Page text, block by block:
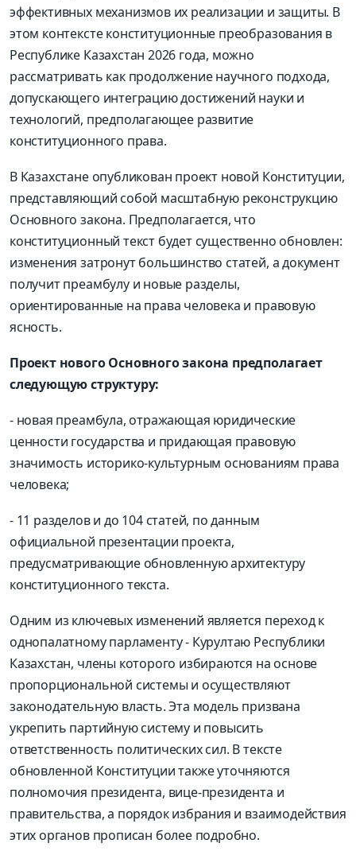
эффективных механизмов их реализации и защиты. В
этом контексте конституционные преобразования в
Республике Казахстан 2026 года, можно
рассматривать как продолжение научного подхода,
допускающего интеграцию достижений науки и
технологий, предполагающее развитие
конституционного права.
В Казахстане опубликован проект новой Конституции,
представляющий собой масштабную реконструкцию
Основного закона. Предполагается, что
конституционный текст будет существенно обновлен:
изменения затронут большинство статей, а документ
получит преамбулу и новые разделы,
ориентированные на права человека и правовую
ясность.
Проект нового Основного закона предполагает
следующую структуру:
- новая преамбула, отражающая юридические
ценности государства и придающая правовую
значимость историко-культурным основаниям права
человека;
- 11 разделов и до 104 статей, по данным
официальной презентации проекта,
предусматривающие обновленную архитектуру
конституционного текста.
Одним из ключевых изменений является переход к
однопалатному парламенту - Курултаю Республики
Казахстан, члены которого избираются на основе
пропорциональной системы и осуществляют
законодательную власть. Эта модель призвана
укрепить партийную систему и повысить
ответственность политических сил. В тексте
обновленной Конституции также уточняются
полномочия президента, вице-президента и
правительства, а порядок избрания и взаимодействия
этих органов прописан более подробно.